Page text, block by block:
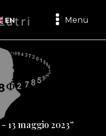
EN Menu
13 maggio 2023”